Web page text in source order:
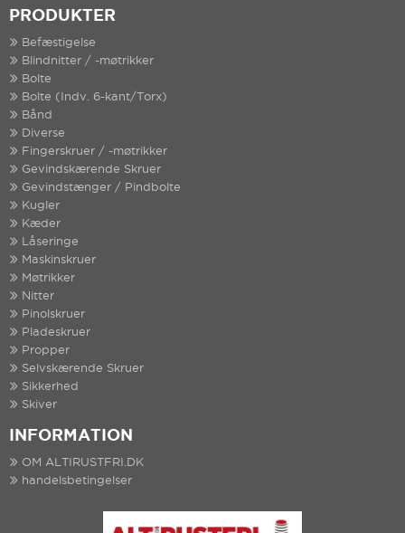
PRODUKTER
Befæstigelse
Blindnitter / -møtrikker
Bolte
Bolte (Indv. 6-kant/Torx)
Bånd
Diverse
Fingerskruer / -møtrikker
Gevindskærende Skruer
Gevindstænger / Pindbolte
Kugler
Kæder
Låseringe
Maskinskruer
Møtrikker
Nitter
Pinolskruer
Pladeskruer
Propper
Selvskærende Skruer
Sikkerhed
Skiver
INFORMATION
OM ALTIRUSTFRI.DK
handelsbetingelser